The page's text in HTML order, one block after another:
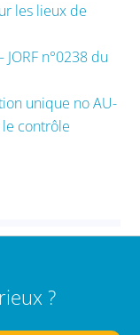
les lieux de
n°0238 du
unique no AU-
contrôle
?